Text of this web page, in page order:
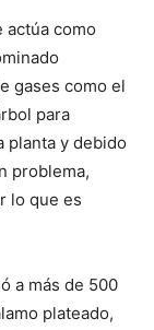
actúa como
gases como el
para
planta y debido
problema,
lo que es
a más de 500
plateado,